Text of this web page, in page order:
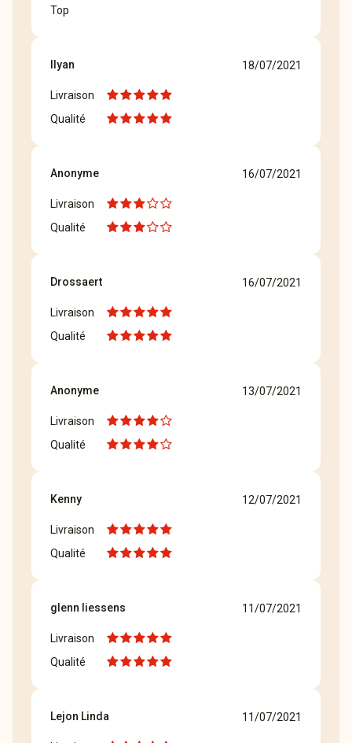
Top
Ilyan 18/07/2021
Livraison
Qualité
Anonyme 16/07/2021
Livraison
Qualité
Drossaert 16/07/2021
Livraison
Qualité
Anonyme 13/07/2021
Livraison
Qualité
Kenny 12/07/2021
Livraison
Qualité
glenn liessens 11/07/2021
Livraison
Qualité
Lejon Linda 11/07/2021